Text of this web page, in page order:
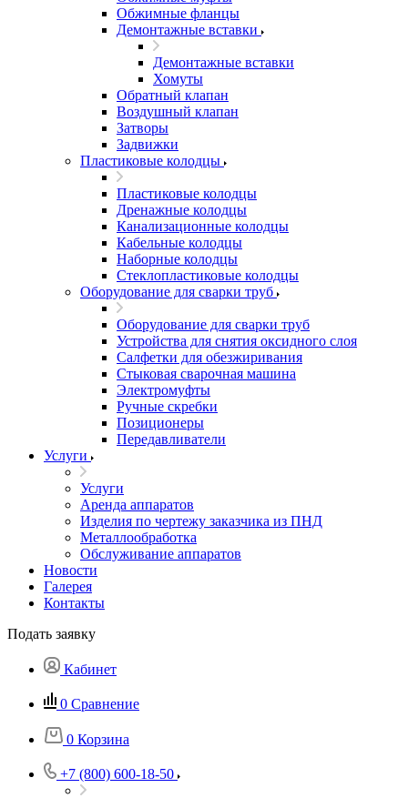
Обжимные фланцы
Демонтажные вставки
Демонтажные вставки
Хомуты
Обратный клапан
Воздушный клапан
Затворы
Задвижки
Пластиковые колодцы
Пластиковые колодцы
Дренажные колодцы
Канализационные колодцы
Кабельные колодцы
Наборные колодцы
Стеклопластиковые колодцы
Оборудование для сварки труб
Оборудование для сварки труб
Устройства для снятия оксидного слоя
Салфетки для обезжиривания
Стыковая сварочная машина
Электромуфты
Ручные скребки
Позиционеры
Передавливатели
Услуги
Услуги
Аренда аппаратов
Изделия по чертежу заказчика из ПНД
Металлообработка
Обслуживание аппаратов
Новости
Галерея
Контакты
Подать заявку
Кабинет
0 Сравнение
0 Корзина
+7 (800) 600-18-50